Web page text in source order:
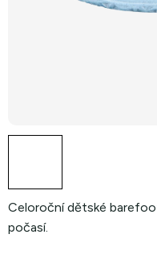
Celoroční dětské
počasí.